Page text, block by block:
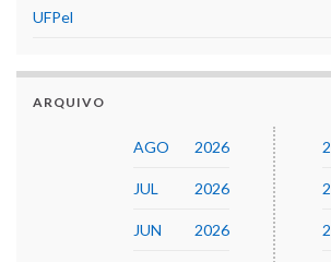
UFPel
ARQUIVO
AGO 2026
JUL 2026
JUN 2026